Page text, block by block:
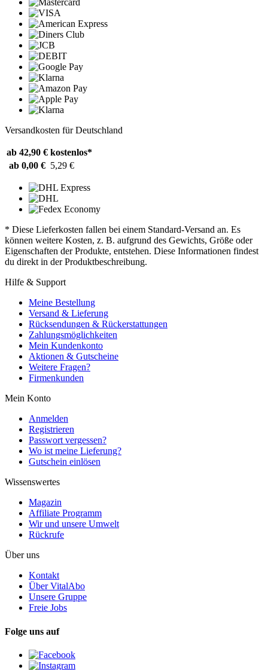
Versandkosten für Deutschland
ab 42,90 € kostenlos*
ab 0,00 € 5,29 €
* Diese Lieferkosten fallen bei einem Standard-Versand an. Es
können weitere Kosten, z. B. aufgrund des Gewichts, Größe oder
Eigenschaften der Produkte, entstehen. Diese Informationen findest
du direkt in der Produktbeschreibung.
Hilfe & Support
Meine Bestellung
Versand & Lieferung
Rücksendungen & Rückerstattungen
Zahlungsmöglichkeiten
Mein Kundenkonto
Aktionen & Gutscheine
Weitere Fragen?
Firmenkunden
Mein Konto
Anmelden
Registrieren
Passwort vergessen?
Wo ist meine Lieferung?
Gutschein einlösen
Wissenswertes
Magazin
Affiliate Programm
Wir und unsere Umwelt
Rückrufe
Über uns
Kontakt
Über VitalAbo
Unsere Gruppe
Freie Jobs
Folge uns auf